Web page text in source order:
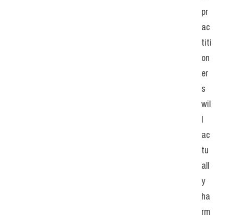
pr
ac
titi
on
er
s
wil
l
ac
tu
all
y
ha
rm